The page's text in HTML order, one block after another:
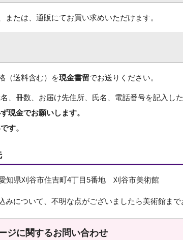
または、通販にてお買い求めいただけます。
（送料含む）を現金書留でお送りください。
、冊数、お届け先住所、氏名、電話番号を記入し
現金でお願いします。
す。
知県刈谷市住吉町4丁目5番地 刈谷市美術館
みについて、不明な点がございましたら美術館ま
ジに関するお問い合わせ